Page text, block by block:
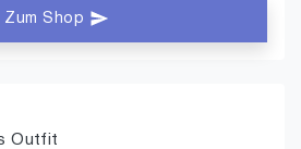
Zum Shop
Outfit